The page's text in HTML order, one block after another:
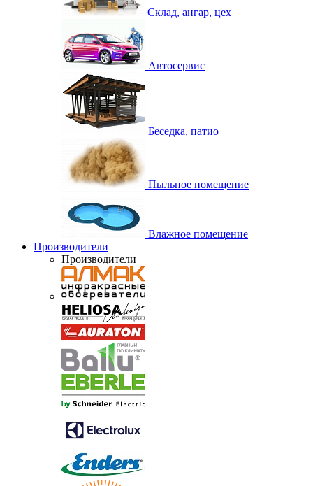
Склад, ангар, цех
Автосервис
Беседка, патио
Пыльное помещение
Влажное помещение
Производители
Производители